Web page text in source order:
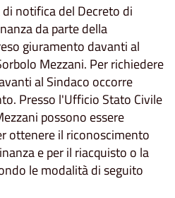
notifica del Decreto di
da parte della
giuramento davanti al
Mezzani. Per richiedere
al Sindaco occorre
Presso l'Ufficio Stato Civile
possono essere
ottenere il riconoscimento
e per il riacquisto o la
le modalità di seguito